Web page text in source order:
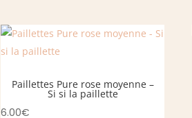
Paillettes Pure rose moyenne –
Si si la paillette
6.00€